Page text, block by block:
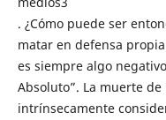
. ¿Cómo puede ser
matar en defensa
es siempre algo
Absoluto”. La muerte
intrínsecamente